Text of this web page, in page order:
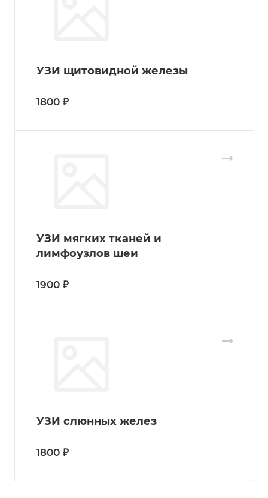
УЗИ щитовидной железы
1800 ₽
УЗИ мягких тканей и
лимфоузлов шеи
1900 ₽
УЗИ слюнных желез
1800 ₽